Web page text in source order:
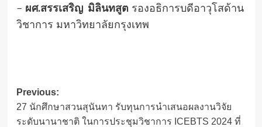
– ผศ.สรรเสริญ มิลินทสูตรองอธิการบดีอาวุโสด้าน
วิชาการ มหาวิทยาลัยกรุงเทพ
Post
navigation
Previous:
27 นักศึกษาสวนสุนันทา รับทุนการนำเสนอผลงานวิจัย
ระดับนานาชาติ ในการประชุมวิชาการ ICEBTS 2024 ที่